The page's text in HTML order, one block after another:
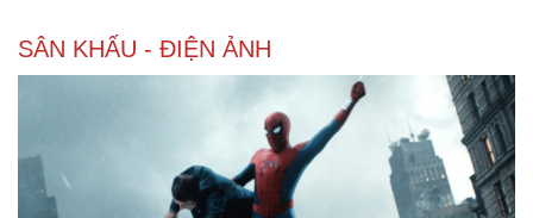
SÂN KHẤU - ĐIỆN ẢNH